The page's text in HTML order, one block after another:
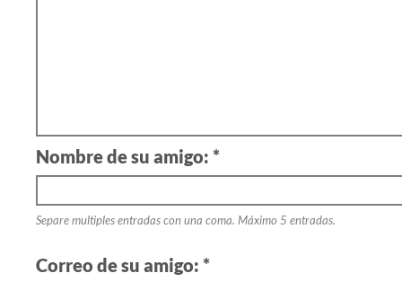
Nombre de su amigo: *
Separe multiples entradas con una coma. Máximo 5 entradas.
Correo de su amigo: *